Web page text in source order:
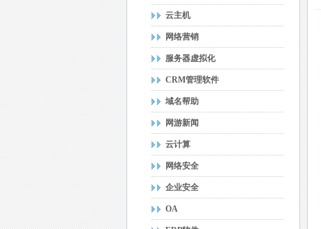
云主机
网络营销
服务器虚拟化
CRM管理软件
域名帮助
网游新闻
云计算
网络安全
企业安全
OA